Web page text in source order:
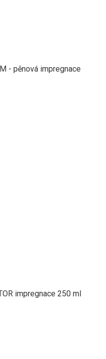
- pěnová impregnace
impregnace 250 ml